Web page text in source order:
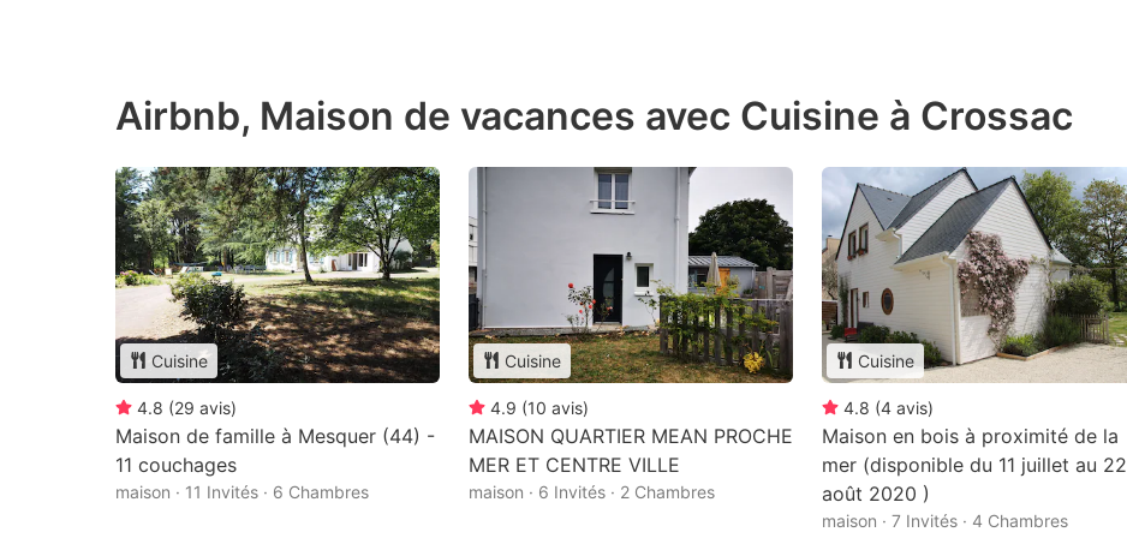
Airbnb, Maison de vacances avec Cuisine à Crossac
Cuisine
4.8 (29 avis)
Maison de famille à Mesquer (44) -
11 couchages
maison · 11 Invités · 6 Chambres
Cuisine
4.9 (10 avis)
MAISON QUARTIER MEAN PROCHE
MER ET CENTRE VILLE
maison · 6 Invités · 2 Chambres
Cuisine
4.8 (4 avis)
Maison en bois à proximité de la
mer (disponible du 11 juillet au 22
août 2020 )
maison · 7 Invités · 4 Chambres